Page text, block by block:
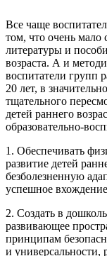
Все чаще
том, что очень мало
литературы и
возраста. А и
воспитатели групп
20 лет, в
тщательного
детей раннего
образовательно-
1. Обеспечивать
развитие детей
безболезненную
успешное
2. Создать в
развивающее
принципам
и универсальности,